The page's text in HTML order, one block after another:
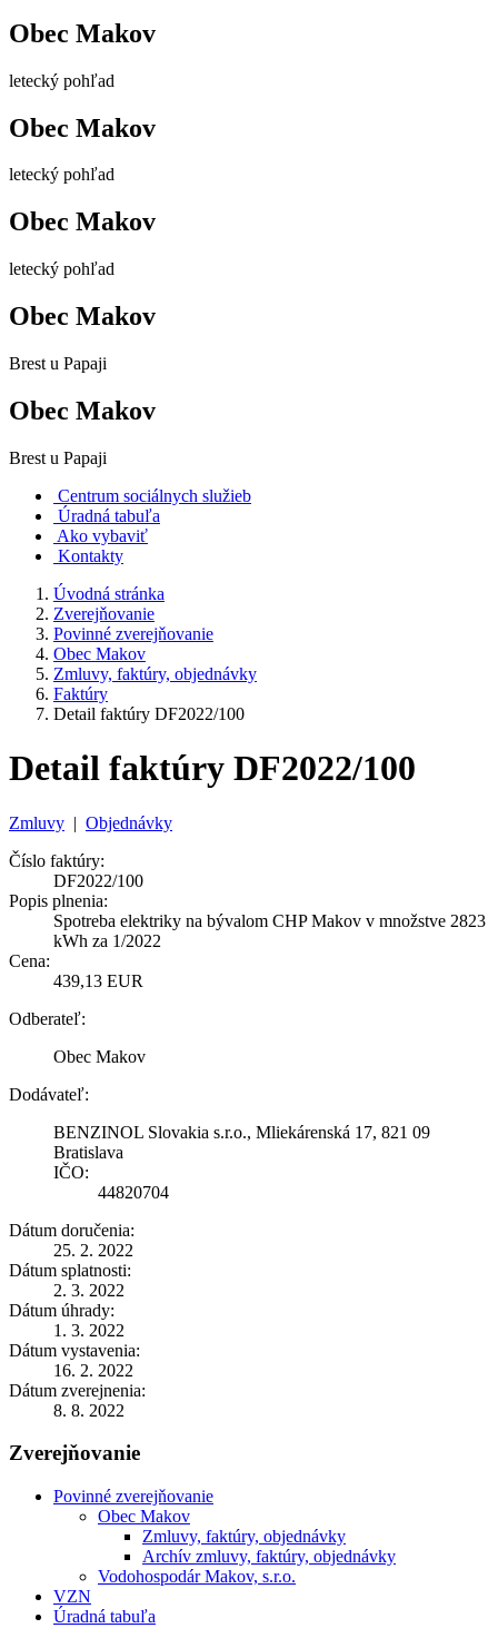
Obec Makov
letecký pohľad
Obec Makov
letecký pohľad
Obec Makov
letecký pohľad
Obec Makov
Brest u Papaji
Obec Makov
Brest u Papaji
Centrum sociálnych služieb
Úradná tabuľa
Ako vybaviť
Kontakty
Úvodná stránka
Zverejňovanie
Povinné zverejňovanie
Obec Makov
Zmluvy, faktúry, objednávky
Faktúry
Detail faktúry DF2022/100
Detail faktúry DF2022/100
Zmluvy | Objednávky
Číslo faktúry:
DF2022/100
Popis plnenia:
Spotreba elektriky na bývalom CHP Makov v množstve 2823
kWh za 1/2022
Cena:
439,13 EUR
Odberateľ:
Obec Makov
Dodávateľ:
BENZINOL Slovakia s.r.o., Mliekárenská 17, 821 09
Bratislava
IČO:
44820704
Dátum doručenia:
25. 2. 2022
Dátum splatnosti:
2. 3. 2022
Dátum úhrady:
1. 3. 2022
Dátum vystavenia:
16. 2. 2022
Dátum zverejnenia:
8. 8. 2022
Zverejňovanie
Povinné zverejňovanie
Obec Makov
Zmluvy, faktúry, objednávky
Archív zmluvy, faktúry, objednávky
Vodohospodár Makov, s.r.o.
VZN
Úradná tabuľa